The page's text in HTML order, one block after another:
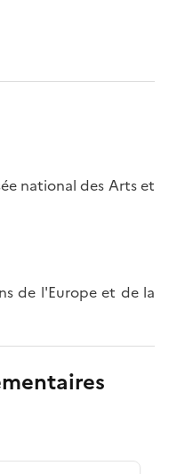
national des Arts et
de l'Europe et de la